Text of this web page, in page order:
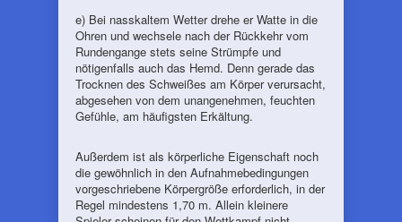
e) Bei nasskaltem Wetter drehe er Watte in die
Ohren und wechsele nach der Rückkehr vom
Rundengange stets seine Strümpfe und
nötigenfalls auch das Hemd. Denn gerade das
Trocknen des Schweißes am Körper verursacht,
abgesehen von dem unangenehmen, feuchten
Gefühle, am häufigsten Erkältung.
Außerdem ist als körperliche Eigenschaft noch
die gewöhnlich in den Aufnahmebedingungen
vorgeschriebene Körpergröße erforderlich, in der
Regel mindestens 1,70 m. Allein kleinere